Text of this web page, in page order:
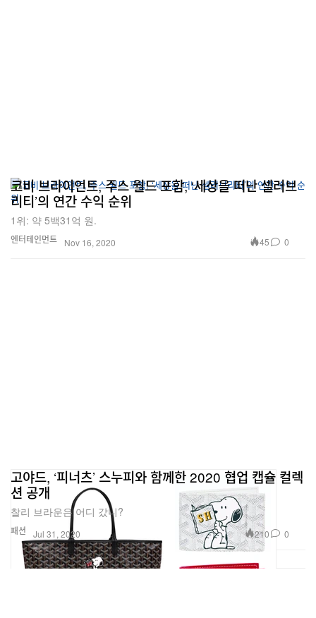
엔터테인먼트
코비 브라이언트, 주스 월드 포함, ‘세상을 떠난 셀러브
리티’의 연간 수익 순위
1위: 약 5백31억 원.
Nov 16, 2020 45 0
패션
고야드, ‘피너츠’ 스누피와 함께한 2020 협업 캡슐 컬렉
션 공개
찰리 브라운은 어디 갔니?
Jul 31, 2020 210 0